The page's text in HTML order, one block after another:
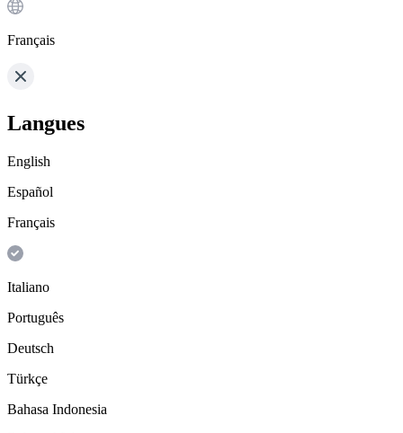
Français
Langues
English
Español
Français
Italiano
Português
Deutsch
Türkçe
Bahasa Indonesia